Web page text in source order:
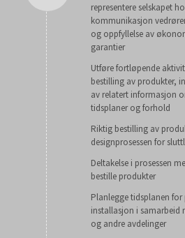
representere selskapet
kommunikasjon
og oppfyllelse av
garantier
Utføre fortløpende
bestilling av produkter,
av relatert informasjon
tidsplaner og forhold
Riktig bestilling av
designprosessen for
Deltakelse i prosessen
bestille produkter
Planlegge tidsplanen
installasjon i samarbeid
og andre avdelinger